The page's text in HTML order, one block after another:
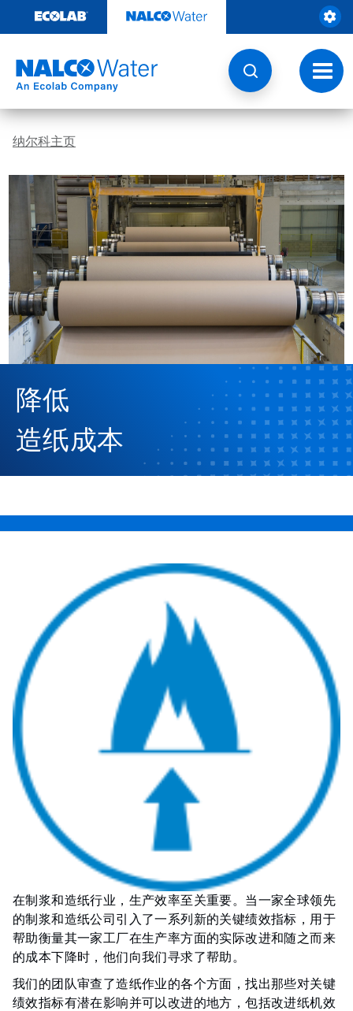
至
切
换
导
航
纳尔科主页
降低
造纸成本
在制浆和造纸行业，生产效率至关重要。当一家全球领先
的制浆和造纸公司引入了一系列新的关键绩效指标，用于
帮助衡量其一家工厂在生产率方面的实际改进和随之而来
的成本下降时，他们向我们寻求了帮助。
我们的团队审查了造纸作业的各个方面，找出那些对关键
绩效指标有潜在影响并可以改进的地方，包括改进纸机效